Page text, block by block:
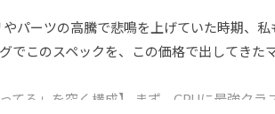
パーツの高騰で悲鳴を上げていた時期、
でこのスペックを、この価格で出してきた
ってる」を突く構成】 まず、CPUに最強ク